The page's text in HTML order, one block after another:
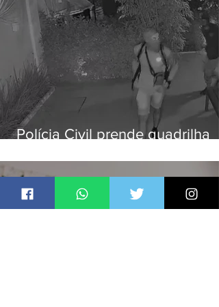
Polícia Civil prende quadrilha
residências de luxo no Rio
Jornal Daki
há 1 dia